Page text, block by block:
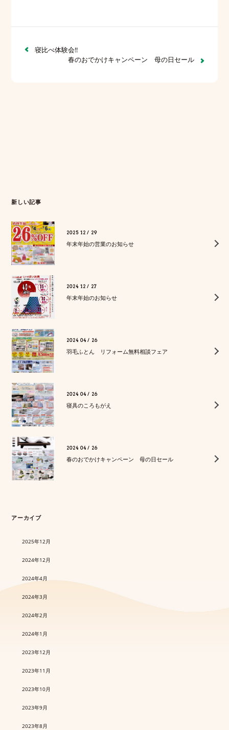
寝比べ体験会!!
春のおでかけキャンペーン 母の日セール
新しい記事
2025 12 / 29
年末年始の営業のお知らせ
2024 12 / 27
年末年始のお知らせ
2024 04 / 26
羽毛ふとん リフォーム無料相談フェア
2024 04 / 26
寝具のころもがえ
2024 04 / 26
春のおでかけキャンペーン 母の日セール
アーカイブ
2025年12月
2024年12月
2024年4月
2024年3月
2024年2月
2024年1月
2023年12月
2023年11月
2023年10月
2023年9月
2023年8月